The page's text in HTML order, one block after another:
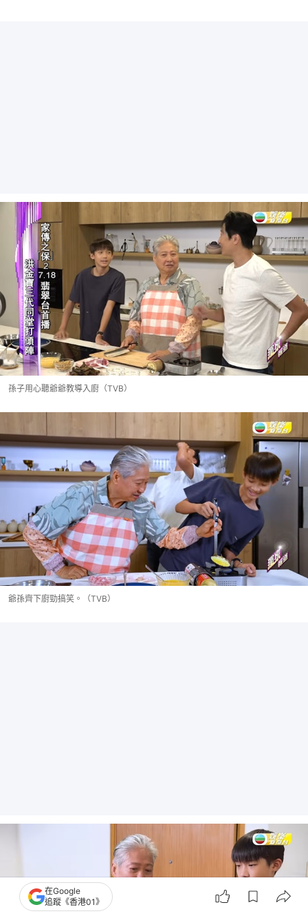
孫子用心聽爺爺教導入廚（TVB）
爺孫齊下廚勁搞笑。（TVB）
在Google
追蹤《香港01》